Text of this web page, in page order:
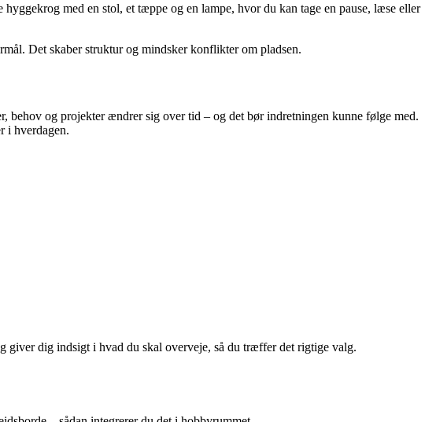
med en stol, et tæppe og en lampe, hvor du kan tage en pause, læse eller
Det skaber struktur og mindsker konflikter om pladsen.
og projekter ændrer sig over tid – og det bør indretningen kunne følge med.
i hverdagen.
giver dig indsigt i hvad du skal overveje, så du træffer det rigtige valg.